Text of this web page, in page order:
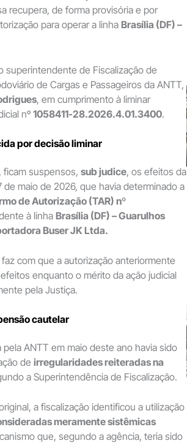
recupera, de forma provisória e por
para operar a linha Brasília (DF) –
superintendente de Fiscalização de
de Cargas e Passageiros da ANTT,
, em cumprimento à liminar
nº 1058411-28.2026.4.01.3400.
por decisão liminar
suspensos, sub judice, os efeitos da
de maio de 2026, que havia determinado a
de Autorização (TAR) nº
à linha Brasília (DF) – Guarulhos
Buser JK Ltda.
com que a autorização anteriormente
enquanto o mérito da ação judicial
pela Justiça.
cautelar
pela ANTT em maio deste ano havia sido
de irregularidades reiteradas na
a Superintendência de Fiscalização.
a fiscalização identificou a utilização
meramente sistêmicas
que, segundo a agência, teria sido